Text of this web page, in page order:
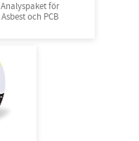
Analyspaket för
Asbest och PCB